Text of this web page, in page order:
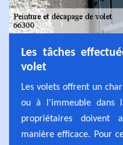
Les tâches
volet
Les volets offrent un
ou à l'immeuble dans
propriétaires doivent
manière efficace. Pour